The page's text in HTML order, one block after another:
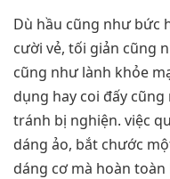
Dù hầu cũng như bức
cười vẻ, tối giản cũng
cũng như lành khỏe
dụng hay coi đấy
tránh bị nghiện. việc
dáng ảo, bắt chước
dáng cơ mà hoàn